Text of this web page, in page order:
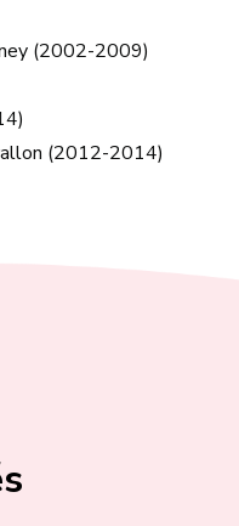
(2002-2009)
(2012-2014)